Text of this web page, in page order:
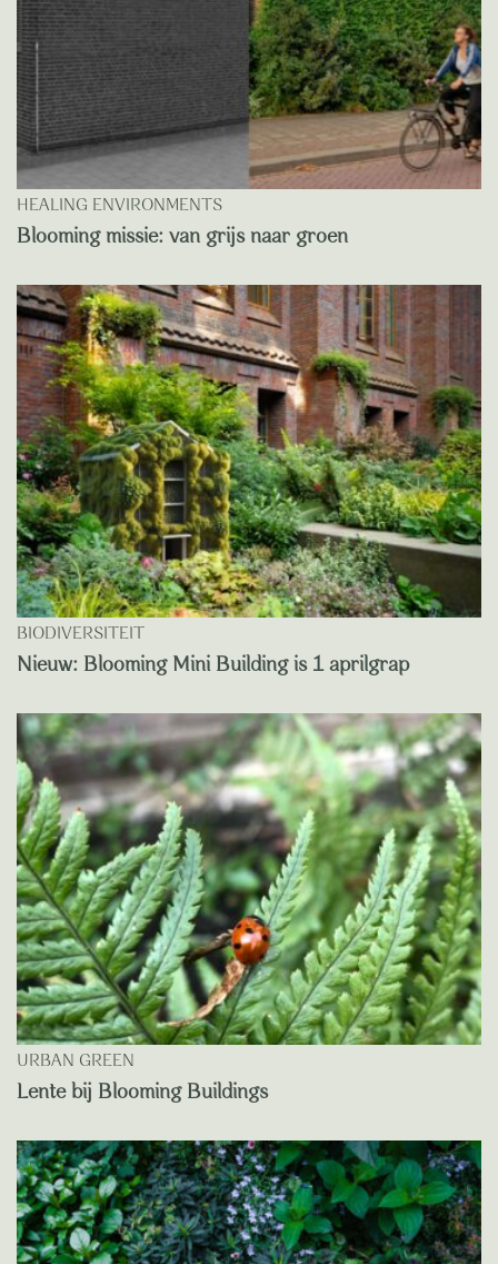
HEALING ENVIRONMENTS
Blooming missie: van grijs naar groen
BIODIVERSITEIT
Nieuw: Blooming Mini Building is 1 aprilgrap
URBAN GREEN
Lente bij Blooming Buildings